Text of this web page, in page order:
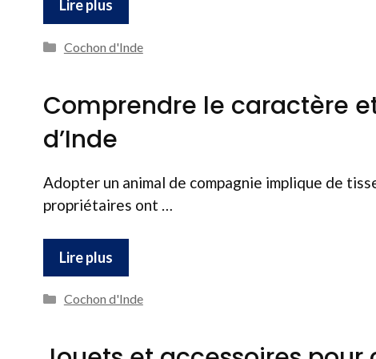
Lire plus
Catégories
Cochon d'Inde
Comprendre le caractère
d’Inde
Adopter un animal de compagnie implique de
propriétaires ont …
Lire plus
Catégories
Cochon d'Inde